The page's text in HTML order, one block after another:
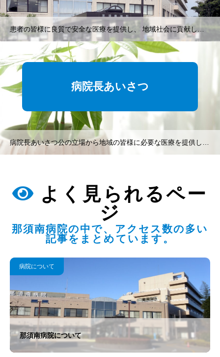
患者の皆様に良質で安全な医療を提供し、 地域社会に貢献します。
病院長あいさつ
よく見られるペー
ジ
那須南病院の中で、アクセス数の多い
記事をまとめています。
病院について
那須南病院について